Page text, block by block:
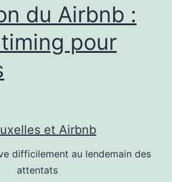
du Airbnb :
pour
difficilement au lendemain des
attentats